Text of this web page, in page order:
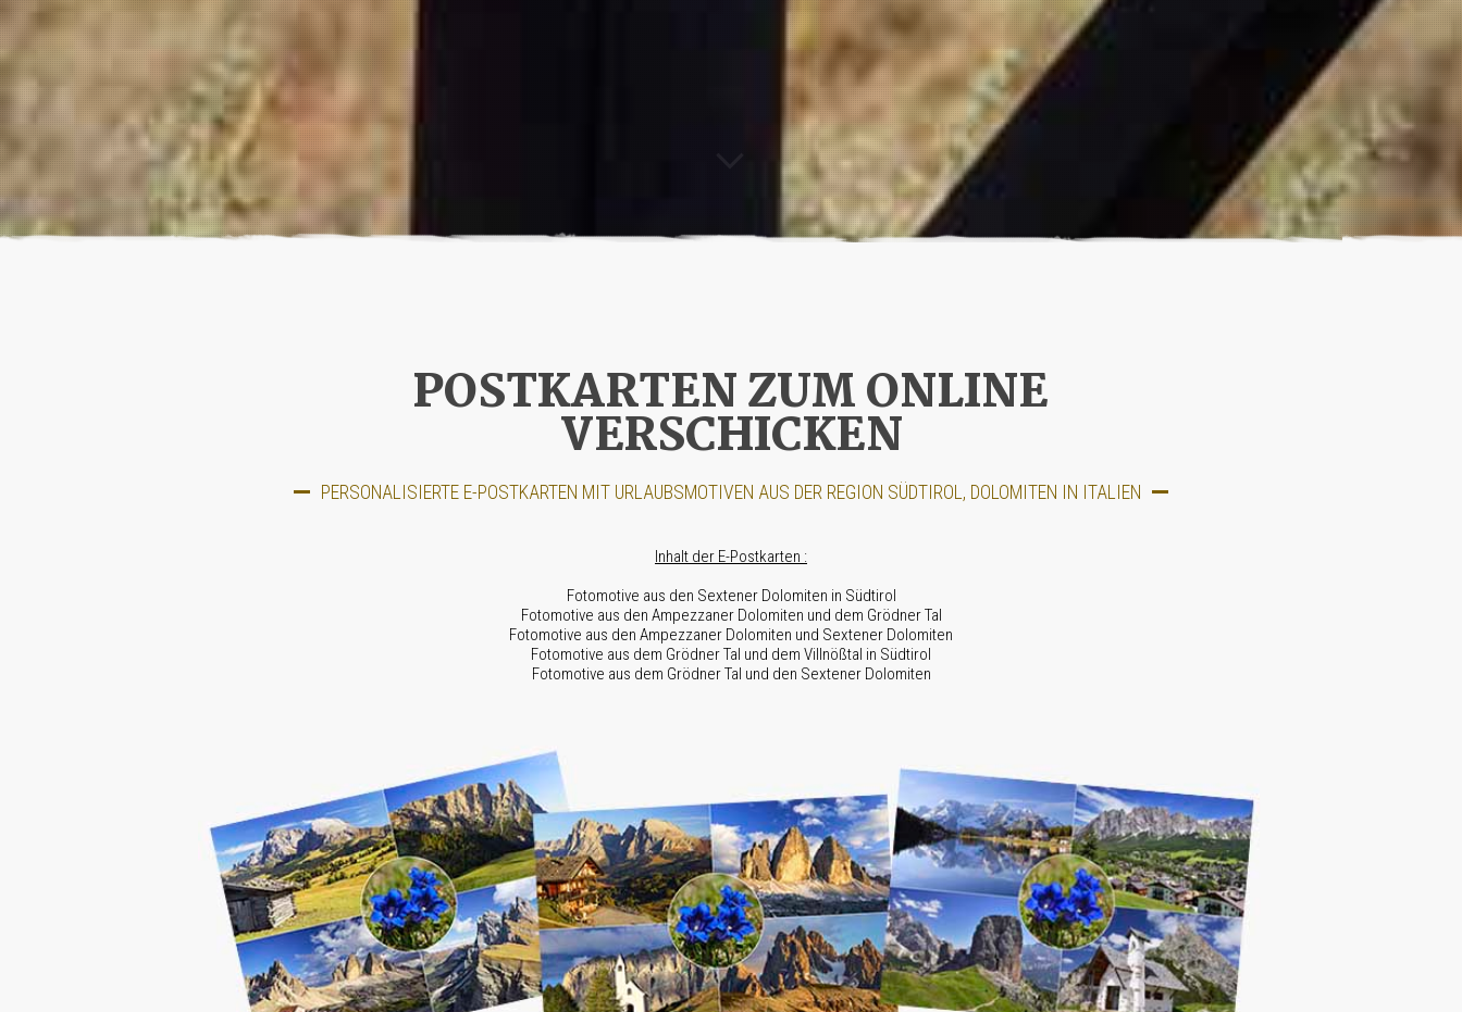
POSTKARTEN ZUM ONLINE
VERSCHICKEN
PERSONALISIERTE E-POSTKARTEN MIT URLAUBSMOTIVEN AUS DER REGION SÜDTIROL, DOLOMITEN IN ITALIEN
Inhalt der E-Postkarten :
Fotomotive aus den Sextener Dolomiten in Südtirol
Fotomotive aus den Ampezzaner Dolomiten und dem Grödner Tal
Fotomotive aus den Ampezzaner Dolomiten und Sextener Dolomiten
Fotomotive aus dem Grödner Tal und dem Villnößtal in Südtirol
Fotomotive aus dem Grödner Tal und den Sextener Dolomiten